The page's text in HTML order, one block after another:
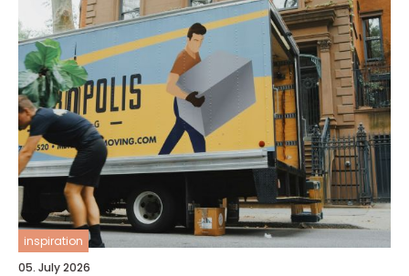
inspiration
05. July 2026